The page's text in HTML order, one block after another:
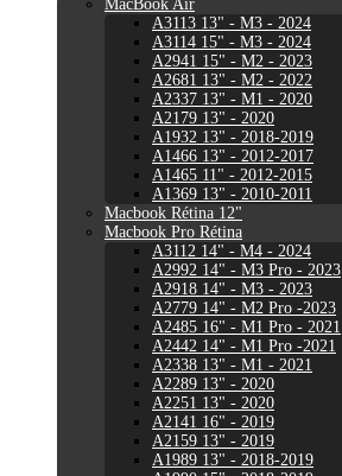
MacBook Air
A3113 13" - M3 - 2024
A3114 15" - M3 - 2024
A2941 15" - M2 - 2023
A2681 13" - M2 - 2022
A2337 13" - M1 - 2020
A2179 13" - 2020
A1932 13" - 2018-2019
A1466 13" - 2012-2017
A1465 11" - 2012-2015
A1369 13" - 2010-2011
Macbook Rétina 12"
Macbook Pro Rétina
A3112 14" - M4 - 2024
A2992 14" - M3 Pro - 2023
A2918 14" - M3 - 2023
A2779 14" - M2 Pro -2023
A2485 16" - M1 Pro - 2021
A2442 14" - M1 Pro -2021
A2338 13" - M1 - 2021
A2289 13" - 2020
A2251 13" - 2020
A2141 16" - 2019
A2159 13" - 2019
A1989 13" - 2018-2019